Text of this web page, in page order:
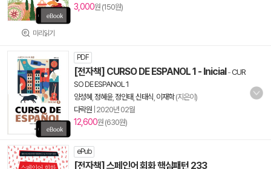
미리읽기
3,000원 (150원)
PDF
[전자책] CURSO DE ESPANOL 1 - Inicial -CUR
SO DE ESPANOL 1
양성혜 정혜윤, 정인태 신태식 이재학(지은이)
다락원 2020년 02월
12,600원 (630원)
ePub
[전자책] 스페인어 회화 핵심패턴 233